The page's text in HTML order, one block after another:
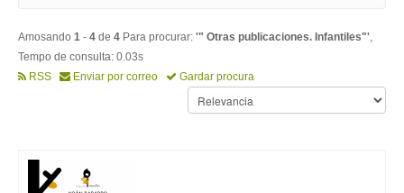
Amosando 1 - 4 de 4 Para procurar: '" Otras publicaciones. Infantiles"',
Tempo de consulta: 0.03s
RSS
Enviar por correo Gardar procura